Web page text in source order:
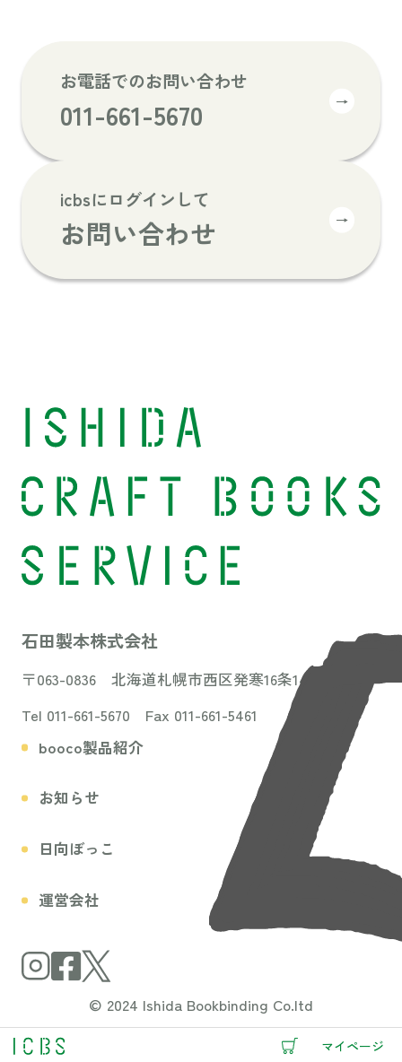
マイページ
お電話でのお問い合わせ
011-661-5670 →
icbsにログインして
お問い合わせ →
石田製本株式会社
〒063-0836 北海道札幌市西区発寒16条14丁目3-31
Tel 011-661-5670 Fax 011-661-5461
booco製品紹介
お知らせ
日向ぼっこ
運営会社
© 2024 Ishida Bookbinding Co.ltd